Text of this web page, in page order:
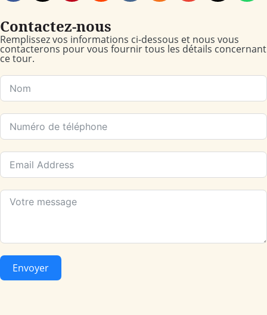
Contactez-nous
Remplissez vos informations ci-dessous et nous vous
contacterons pour vous fournir tous les détails concernant
ce tour.
Envoyer